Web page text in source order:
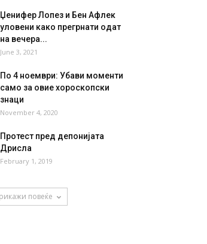
38° 39 ° 40°
Феникс Санс го отпуштиле
Кокошков
Џенифер Лопез и Бен Афлек
уловени како прегрнати одат